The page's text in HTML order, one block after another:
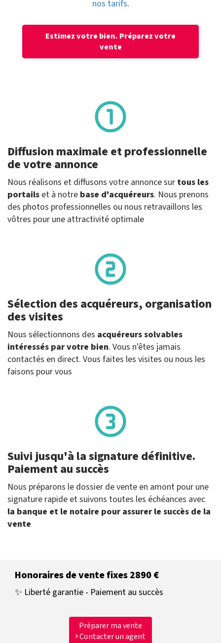
nos tarifs.
Estimez votre bien. Préparez votre
vente
Diffusion maximale et professionnelle
de votre annonce
Nous réalisons et diffusons votre annonce sur tous les
portails et à notre base d'acquéreurs. Nous prenons
des photos professionnelles ou nous retravaillons les
vôtres pour une attractivité optimale
Sélection des acquéreurs, organisation
des visites
Nous sélectionnons des acquéreurs solvables
intéressés par votre bien. Vous n'êtes jamais
contactés en direct. Vous faites les visites ou nous les
faisons pour vous
Suivi jusqu'à la signature définitive.
Paiement au succès
Nous préparons le dossier de vente en amont pour une
signature rapide et suivons toutes les échéances avec
la banque et le notaire pour assurer le succès de la
vente
Honoraires de vente fixes 2890 €
✨ Liberté garantie - Paiement au succès
Préparer ma vente
Contacter un agent